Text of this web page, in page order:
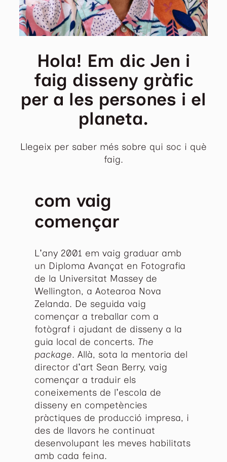
Hola! Em dic Jen i
faig disseny gràfic
per a les persones i el
planeta.
Llegeix per saber més sobre qui soc i què
faig.
com vaig
començar
L'any 2001 em vaig graduar amb
un Diploma Avançat en Fotografia
de la Universitat Massey de
Wellington, a Aotearoa Nova
Zelanda. De seguida vaig
començar a treballar com a
fotògraf i ajudant de disseny a la
guia local de concerts. The
package. Allà, sota la mentoria del
director d'art Sean Berry, vaig
començar a traduir els
coneixements de l'escola de
disseny en competències
pràctiques de producció impresa, i
des de llavors he continuat
desenvolupant les meves habilitats
amb cada feina.